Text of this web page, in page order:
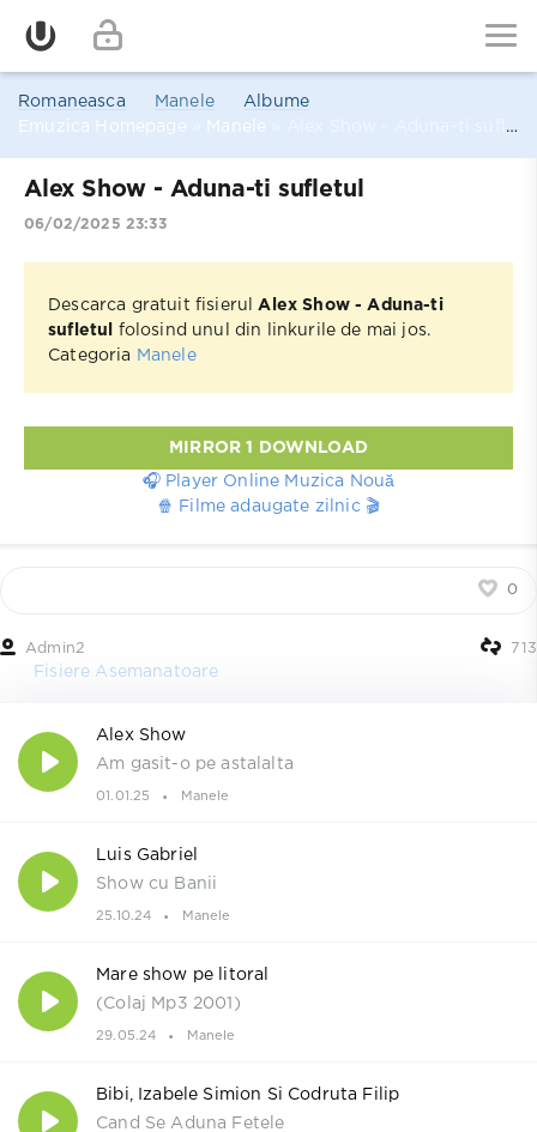
Romaneasca Manele
Albume
Emuzica Homepage
Manele
Alex Show - Aduna-ti sufletul
06/02/2025 23:33
Descarca gratuit fisierul Alex Show - Aduna-ti
sufletul
folosind unul din linkurile de mai jos.
Categoria
Manele
MIRROR 1 DOWNLOAD
🎧 Player Online Muzica Nouă
🍿 Filme adaugate zilnic 🎬
0
Admin2 713
Fisiere Asemanatoare
Alex Show
Am gasit-o pe astalalta
01.01.25 Manele
Luis Gabriel
Show cu Banii
25.10.24 Manele
Mare show pe litoral
(Colaj Mp3 2001)
29.05.24 Manele
Bibi, Izabele Simion Si Codruta Filip
Cand Se Aduna Fetele